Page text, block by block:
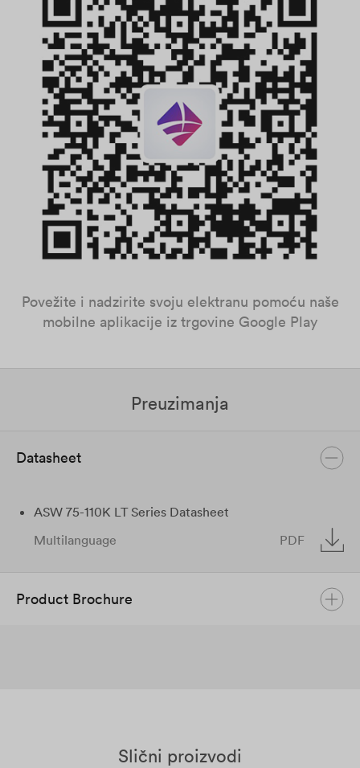
Povežite i nadzirite svoju elektranu pomoću naše
mobilne aplikacije iz trgovine Google Play
Preuzimanja
Datasheet
ASW 75-110K LT Series Datasheet
Multilanguage
PDF
Product Brochure
Slični proizvodi